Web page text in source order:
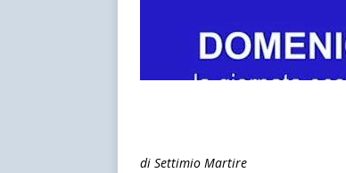
di Settimio Martire